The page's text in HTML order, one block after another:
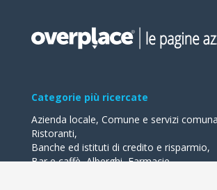
Categorie più ricercate
Azienda locale, Comune e servizi
Ristoranti,
Banche ed istituti di credito e risparmio,
Bar e caffè,Alberghi,Farmacie,